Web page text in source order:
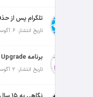
تلگرام پس از
تاریخ انتشار: 6 آگوست 2026
تاریخ انتشار: 2 آگوست 2026